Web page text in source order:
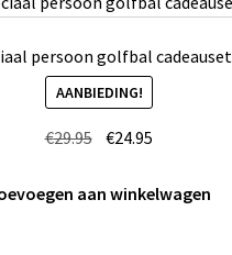
persoon golfbal cadeauset
AANBIEDING!
€29.95 Oorspronkelijke
was:
€24.95
is:
aan winkelwagen